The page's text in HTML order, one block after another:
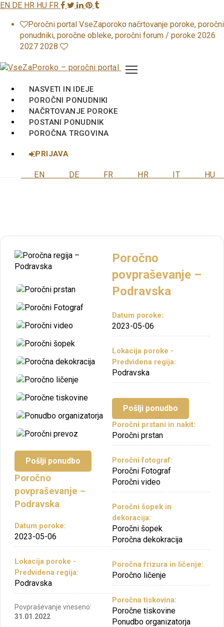
VseZaPoroko.net – Poročni
EN DE HR HU FR
Poročni portal VseZaporoko načrtovanje poroke, poročni
ponudniki, poročne obleke, poročni forum / poroke 2026
2027 2028
NASVETI IN IDEJE
POROČNI PONUDNIKI
NAČRTOVANJE POROKE
POSTANI PONUDNIK
POROČNA TRGOVINA
PRIJAVA
EN DE FR HR IT HU
Pošlji ponudbo
Poročno
povpraševanje –
Podravska
Datum poroke:
2023-05-06
Lokacija poroke -
Predvidena regija:
Podravska
Povpraševanje vneseno:
31.01.2022
Poročno
povpraševanje –
Podravska
Datum poroke:
2023-05-06
Lokacija poroke -
Predvidena regija:
Podravska
Pošlji ponudbo
Poročni prstani in nakit:
Poročni prstan
Poročni fotograf:
Poročni Fotograf
Poročni video
Poročni šopek in
dekoracija:
Poročni šopek
Poročna dekokracija
Poročna frizura in ličenje:
Poročno ličenje
Poročna tiskovina:
Poročne tiskovine
Ponudbo organizatorja